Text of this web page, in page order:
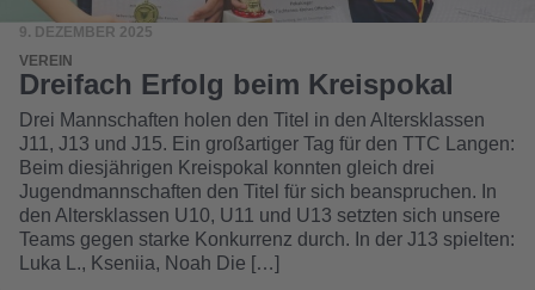
9. DEZEMBER 2025
VEREIN
Dreifach Erfolg beim Kreispokal
Drei Mannschaften holen den Titel in den Altersklassen
J11, J13 und J15. Ein großartiger Tag für den TTC Langen:
Beim diesjährigen Kreispokal konnten gleich drei
Jugendmannschaften den Titel für sich beanspruchen. In
den Altersklassen U10, U11 und U13 setzten sich unsere
Teams gegen starke Konkurrenz durch. In der J13 spielten:
Luka L., Kseniia, Noah Die […]